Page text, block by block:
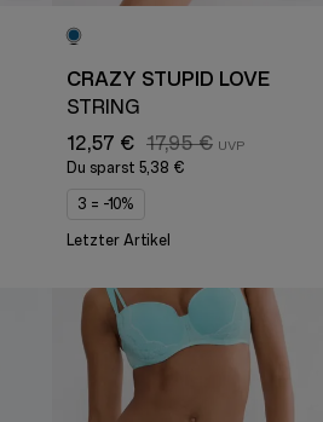
CRAZY STUPID LOVE
STRING
12,57 € 17,95 €
Du sparst 5,38 €
3 = -10%
Letzter Artikel